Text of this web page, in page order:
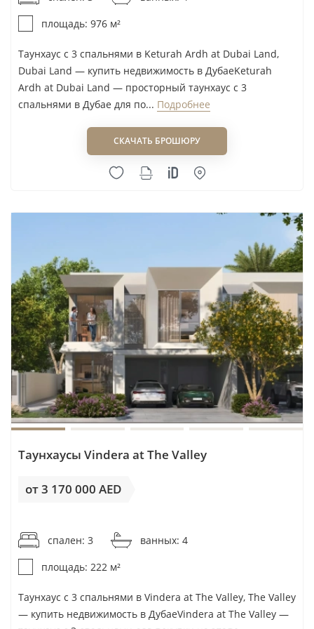
Signature Developers
Siroya Ventures
Sky View Development
Skyline Builders
Sobha
SOL Properties
Source Of Fate Properties
Swiss Property
Symbolic Real Estate Development L.L.C
Tabeer
Takmeel Real Estate Development
Taraf Group
Tarrad Development
Tasmeer Indigo Properties
TBC
Tebyan
The Condor Group
THOE Development
Time Properties
TownX
Trigono Developments
площадь: 976 м²
Таунхаус с 3 спальнями в Keturah Ardh at Dubai Land,
Dubai Land — купить недвижимость в ДубаеKeturah
Ardh at Dubai Land — просторный таунхаус с 3
спальнями в Дубае для по... Подробнее
СКАЧАТЬ БРОШЮРУ
Таунхаусы Vindera at The Valley
от 3 170 000 AED
спален: 3
ванных: 4
площадь: 222 м²
Таунхаус с 3 спальнями в Vindera at The Valley, The Valley
— купить недвижимость в ДубаеVindera at The Valley —